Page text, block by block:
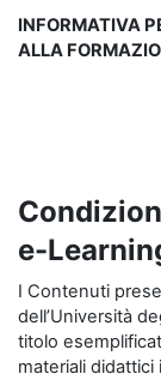
INFORMATIVA
ALLA
e-
I Contenuti
dell’Università
titolo
materiali